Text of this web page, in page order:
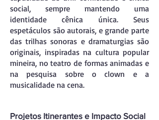
social, sempre mantendo uma
identidade cênica única. Seus
espetáculos são autorais, e grande parte
das trilhas sonoras e dramaturgias são
originais, inspiradas na cultura popular
mineira, no teatro de formas animadas e
na pesquisa sobre o clown e a
musicalidade na cena.
Projetos Itinerantes e Impacto Social